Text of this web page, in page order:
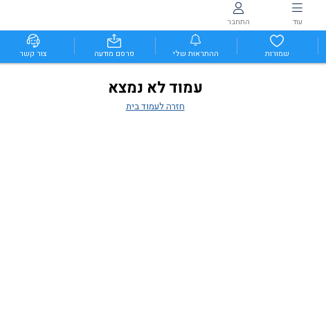
עוד התחבר
שמורות ההתראות שלי פרסם מודעה צור קשר
עמוד לא נמצא
חזרה לעמוד בית